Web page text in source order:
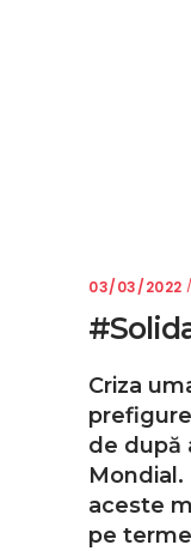
03/03/2022
Criza
de după
Mondial.
aceste
pe